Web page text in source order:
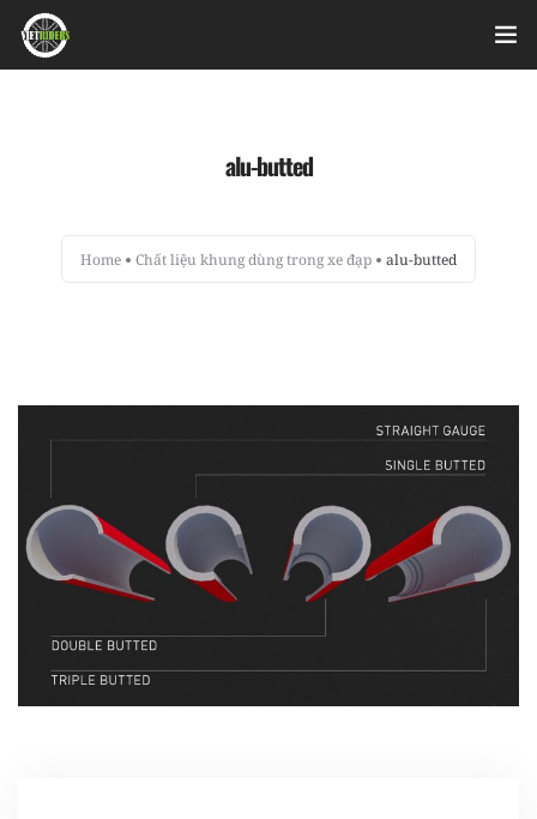
Nhật ký sửa chữa
Login
Register
alu-butted
Home Chất liệu khung dùng trong xe đạp alu-butted